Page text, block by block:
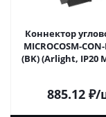
Коннектор
MICROCOSM-
(BK) (Arlight, IP20
885.12 ₽/